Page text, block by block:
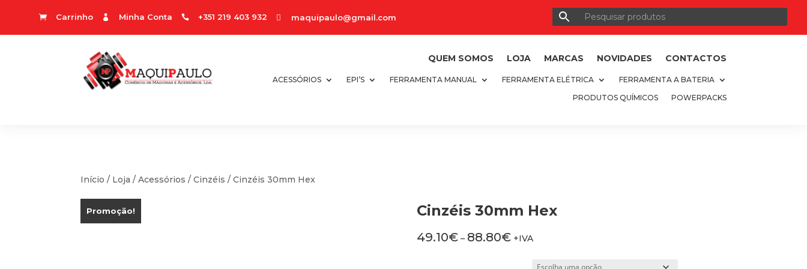
 Carrinho  Minha Conta  +351 219 403 932  maquipaulo@gmail.com
QUEM SOMOS LOJA MARCAS NOVIDADES CONTACTOS
ACESSÓRIOS EPI’S FERRAMENTA MANUAL FERRAMENTA ELÉTRICA
FERRAMENTA A BATERIA
PRODUTOS QUÍMICOS
POWERPACKS
Início / Loja /Acessórios /Cinzéis / Cinzéis 30mm Hex
Promoção! Cinzéis 30mm Hex
49.10€– 88.80€+IVA